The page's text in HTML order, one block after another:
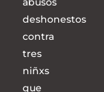
deshonestos
contra
tres
niñxs
que